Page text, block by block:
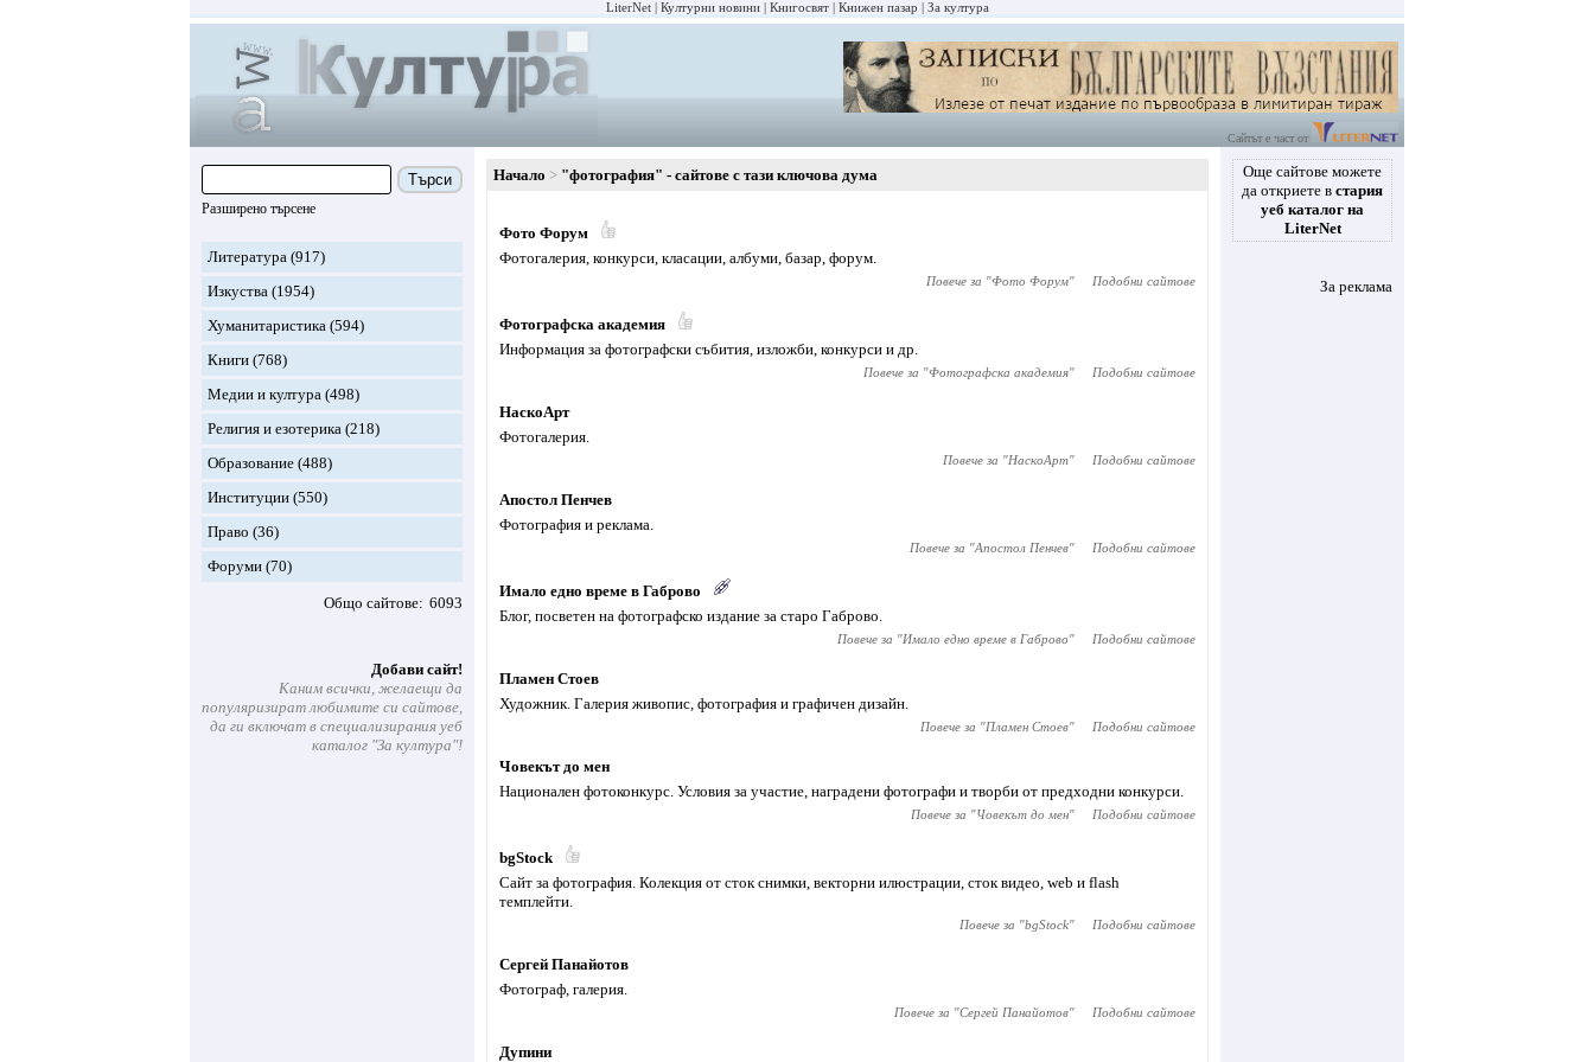
LiterNet Културни новини Книгосвят Книжен пазар За култура
Сайтът е част от
Търси
Разширено търсене
Литература (917)
Изкуства (1954)
Хуманитаристика (594)
Книги (768)
Медии и култура (498)
Религия и езотерика (218)
Образование (488)
Институции (550)
Право (36)
Форуми (70)
Общо сайтове 6093
Добави сайт!
Каним всички, желаещи да
популяризират любимите си сайтове,
да ги включат в специализирания уеб
каталог "За култура"!
Начало "фотография" - сайтове с тази ключова дума
Фото Форум
Фотогалерия, конкурси, класации, албуми, базар, форум.
Повече за "Фото Форум" Подобни сайтове
Фотографска академия
Информация за фотографски събития, изложби, конкурси и др.
Повече за "Фотографска академия" Подобни сайтове
НаскоАрт
Фотогалерия.
Повече за "НаскоАрт" Подобни сайтове
Апостол Пенчев
Фотография и реклама.
Повече за "Апостол Пенчев" Подобни сайтове
Имало едно време в Габрово
Блог, посветен на фотографско издание за старо Габрово.
Повече за "Имало едно време в Габрово" Подобни сайтове
Пламен Стоев
Художник. Галерия живопис, фотография и графичен дизайн.
Повече за "Пламен Стоев" Подобни сайтове
Човекът до мен
Национален фотоконкурс. Условия за участие, наградени фотографи и творби от предходни конкурси.
Повече за "Човекът до мен" Подобни сайтове
bgStock
Сайт за фотография. Колекция от сток снимки, векторни илюстрации, сток видео, web и flash
темплейти.
Повече за "bgStock" Подобни сайтове
Сергей Панайотов
Фотограф, галерия.
Повече за "Сергей Панайотов" Подобни сайтове
Дупини
Още сайтове можете
да откриете в стария
уеб каталог на
LiterNet
За реклама